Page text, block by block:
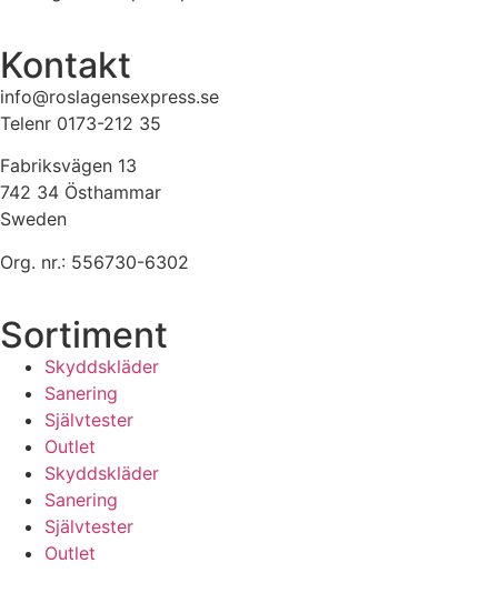
Kontakt
info@roslagensexpress.se
Telenr 0173-212 35
Fabriksvägen 13
742 34 Östhammar
Sweden
Org. nr.: 556730-6302
Sortiment
Skyddskläder
Sanering
Självtester
Outlet
Skyddskläder
Sanering
Självtester
Outlet